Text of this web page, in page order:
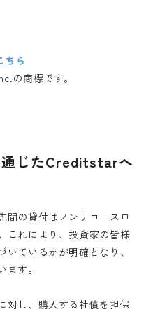
ちら
の商標です。
じたCreditstarへ
間の貸付はノンリコースロ
これにより、投資家の皆様
ているかが明確となり、
す。
対し、購入する社債を担保
規会員登録を